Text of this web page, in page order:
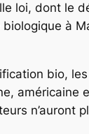
loi, dont le
à
bio,
n’auront